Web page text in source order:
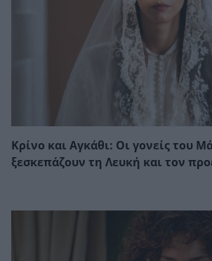
Κρίνο και Αγκάθι: Οι γονείς του
ξεσκεπάζουν τη Λευκή και τον